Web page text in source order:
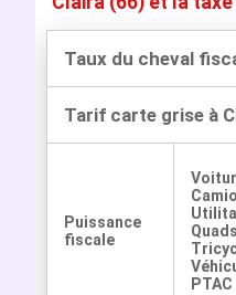
Taux du cheval
Tarif carte grise à
Puissance
fiscale